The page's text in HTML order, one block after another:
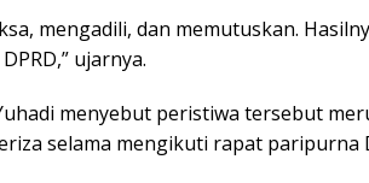
mengadili, dan memutuskan.
ujarnya.
menyebut peristiwa tersebut
selama mengikuti rapat paripurna